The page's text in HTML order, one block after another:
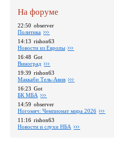
На форуме
22:50 observer
Политика
14:13 rishon63
Новости из Европы
16:48 Got
Виноград
19:39 rishon63
Маккаби Тель-Авив
16:23 Got
БК МБА
14:59 observer
Ногомяч: Чемпионат мира 2026
11:16 rishon63
Новости и слухи НБА